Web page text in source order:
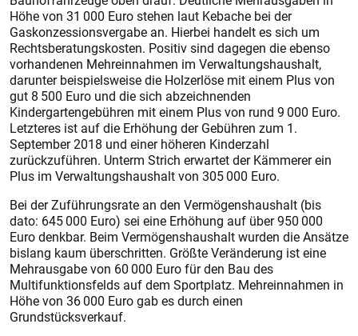
Höhe von 31 000 Euro stehen laut Kebache bei der
Gaskonzessionsvergabe an. Hierbei handelt es sich um
Rechtsberatungskosten. Positiv sind dagegen die ebenso
vorhandenen Mehreinnahmen im Verwaltungshaushalt,
darunter beispielsweise die Holzerlöse mit einem Plus von
gut 8 500 Euro und die sich abzeichnenden
Kindergartengebühren mit einem Plus von rund 9 000 Euro.
Letzteres ist auf die Erhöhung der Gebühren zum 1.
September 2018 und einer höheren Kinderzahl
zurückzuführen. Unterm Strich erwartet der Kämmerer ein
Plus im Verwaltungshaushalt von 305 000 Euro.
Bei der Zuführungsrate an den Vermögenshaushalt (bis
dato: 645 000 Euro) sei eine Erhöhung auf über 950 000
Euro denkbar. Beim Vermögenshaushalt wurden die Ansätze
bislang kaum überschritten. Größte Veränderung ist eine
Mehrausgabe von 60 000 Euro für den Bau des
Multifunktionsfelds auf dem Sportplatz. Mehreinnahmen in
Höhe von 36 000 Euro gab es durch einen
Grundstücksverkauf.